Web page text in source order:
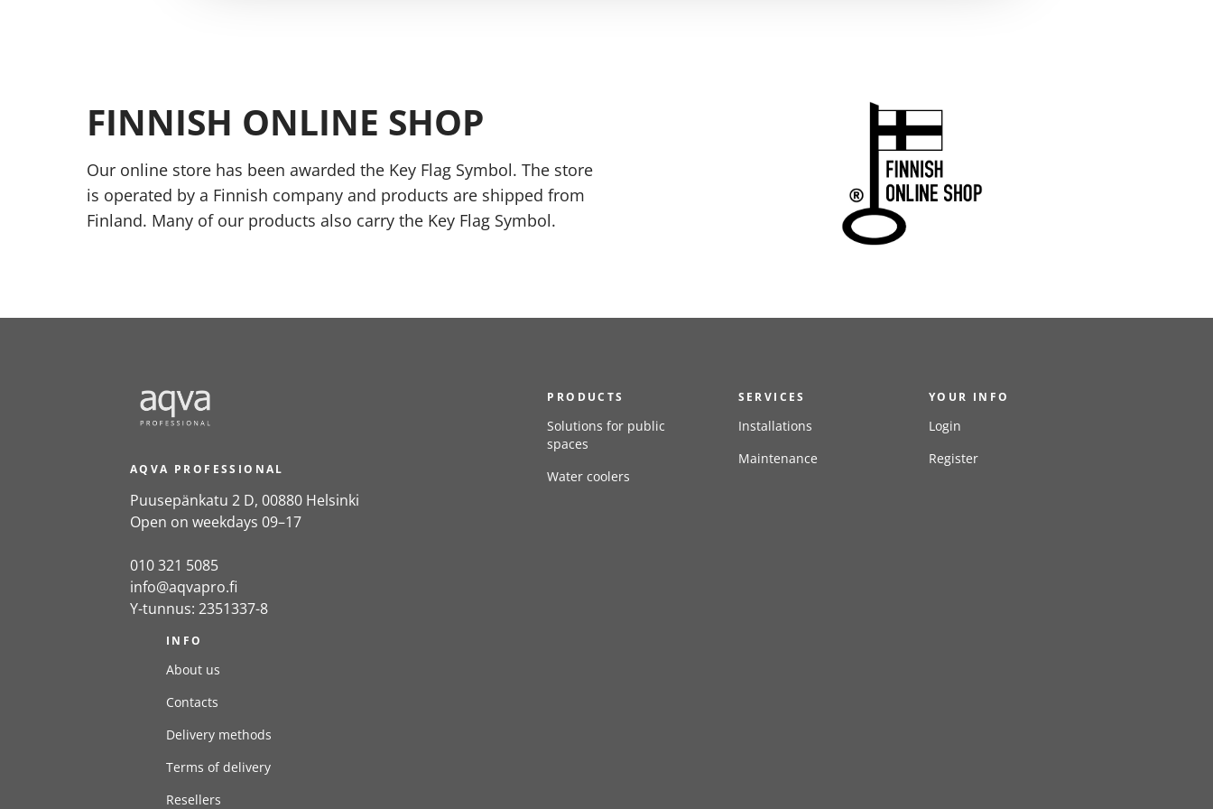
FINNISH ONLINE SHOP
Our online store has been awarded the Key Flag Symbol. The store
is operated by a Finnish company and products are shipped from
Finland. Many of our products also carry the Key Flag Symbol.
AQVA PROFESSIONAL
Puusepänkatu 2 D, 00880 Helsinki
Open on weekdays 09–17
010 321 5085
info@aqvapro.fi
Y-tunnus: 2351337-8
PRODUCTS
Solutions for public
spaces
Water coolers
SERVICES
Installations
Maintenance
YOUR INFO
Login
Register
INFO
About us
Contacts
Delivery methods
Terms of delivery
Resellers